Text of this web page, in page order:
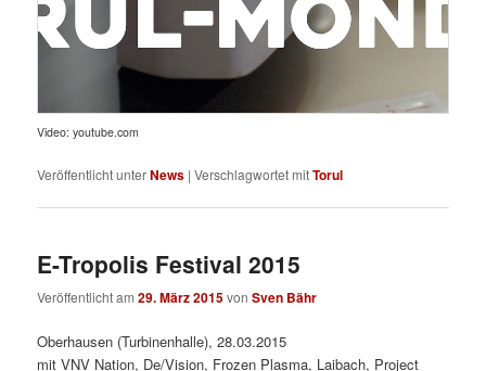
Video: youtube.com
Veröffentlicht unterNews |Verschlagwortet mitTorul
E-Tropolis Festival 2015
Veröffentlicht am29. März 2015vonSven Bähr
Oberhausen (Turbinenhalle), 28.03.2015
mit VNV Nation, De/Vision, Frozen Plasma, Laibach, Project